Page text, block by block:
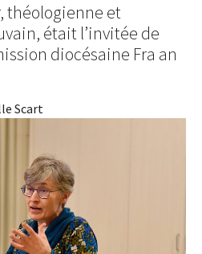
théologienne et
était l’invitée de
diocésaine Fra an
Scart